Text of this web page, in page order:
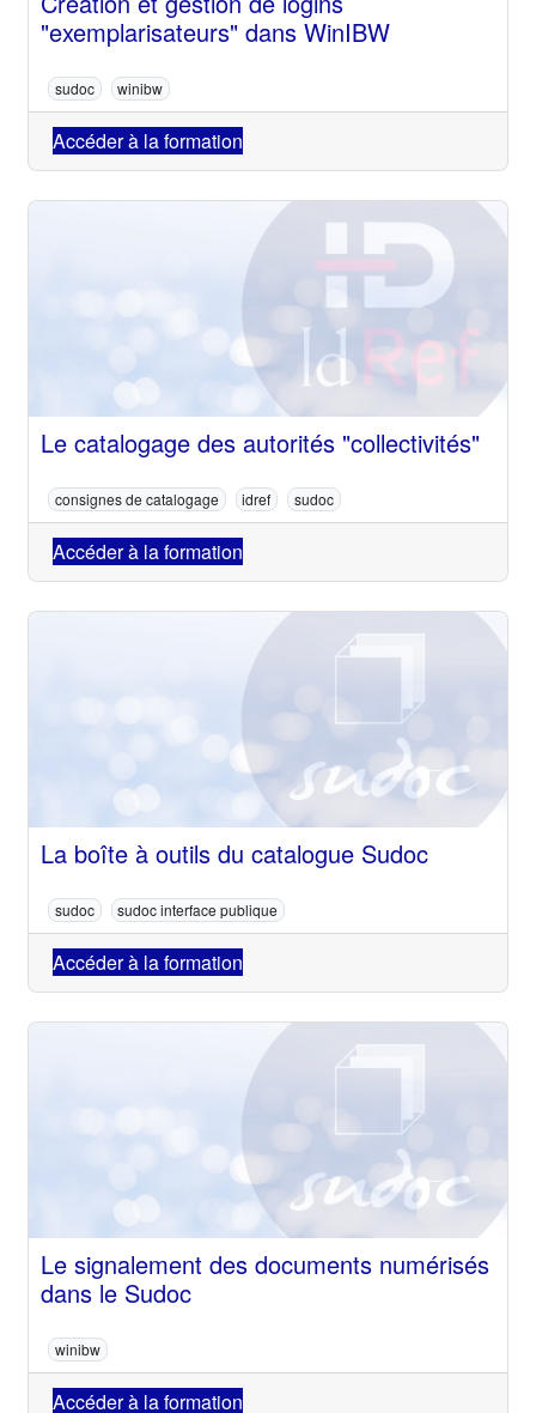
"exemplarisateurs" dans WinIBW
sudoc winibw
Accéder à la formation
Le catalogage des autorités "collectivités"
consignes de catalogage idref sudoc
Accéder à la formation
La boîte à outils du catalogue Sudoc
sudoc sudoc interface publique
Accéder à la formation
Le signalement des documents numérisés
dans le Sudoc
winibw
Accéder à la formation